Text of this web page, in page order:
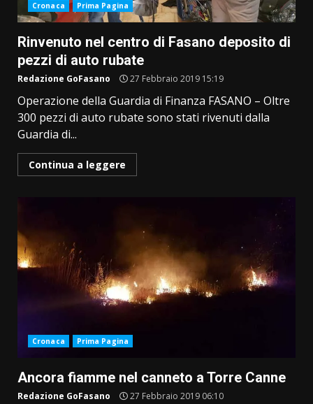
Cronaca Prima Pagina
Rinvenuto nel centro di Fasano deposito di
pezzi di auto rubate
Redazione GoFasano 27 Febbraio 2019 15:19
Operazione della Guardia di Finanza FASANO – Oltre
300 pezzi di auto rubate sono stati rivenuti dalla
Guardia di...
Continua a leggere
Cronaca Prima Pagina
Ancora fiamme nel canneto a Torre Canne
Redazione GoFasano 27 Febbraio 2019 06:10